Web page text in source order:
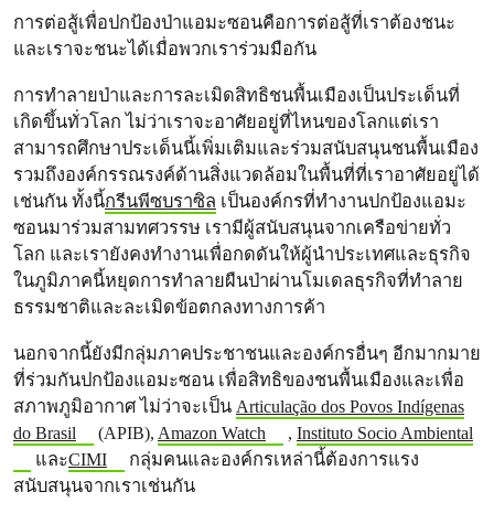
การต่อสู้เพื่อปกป้องป่าแอมะซอนคือการต่อสู้ที่เราต้องชนะ
และเราจะชนะได้เมื่อพวกเราร่วมมือกัน
การทำลายป่าและการละเมิดสิทธิชนพื้นเมืองเป็นประเด็นที่
เกิดขึ้นทั่วโลก ไม่ว่าเราจะอาศัยอยู่ที่ไหนของโลกแต่เรา
สามารถศึกษาประเด็นนี้เพิ่มเติมและร่วมสนับสนุนชนพื้นเมือง
รวมถึงองค์กรรณรงค์ด้านสิ่งแวดล้อมในพื้นที่ที่เราอาศัยอยู่ได้
เช่นกัน ทั้งนี้กรีนพีซบราซิล เป็นองค์กรที่ทำงานปกป้องแอมะ
ซอนมาร่วมสามทศวรรษ เรามีผู้สนับสนุนจากเครือข่ายทั่ว
โลก และเรายังคงทำงานเพื่อกดดันให้ผู้นำประเทศและธุรกิจ
ในภูมิภาคนี้หยุดการทำลายผืนป่าผ่านโมเดลธุรกิจที่ทำลาย
ธรรมชาติและละเมิดข้อตกลงทางการค้า
นอกจากนี้ยังมีกลุ่มภาคประชาชนและองค์กรอื่นๆ อีกมากมาย
ที่ร่วมกันปกป้องแอมะซอน เพื่อสิทธิของชนพื้นเมืองและเพื่อ
สภาพภูมิอากาศ ไม่ว่าจะเป็น Articulação dos Povos Indígenas
do Brasil
(APIB), Amazon Watch , Instituto Socio Ambiental
และCIMI
กลุ่มคนและองค์กรเหล่านี้ต้องการแรง
สนับสนุนจากเราเช่นกัน